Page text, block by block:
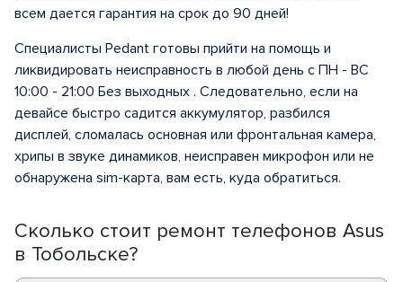
Сколько стоит ремонт телефонов Asus
в Тобольске?
всем дается гарантия на срок до 90 дней!
Специалисты Pedant готовы прийти на помощь и
ликвидировать неисправность в любой день с ПН - ВС
10:00 - 21:00 Без выходных . Следовательно, если на
девайсе быстро садится аккумулятор, разбился
дисплей, сломалась основная или фронтальная камера,
хрипы в звуке динамиков, неисправен микрофон или не
обнаружена sim-карта, вам есть, куда обратиться.